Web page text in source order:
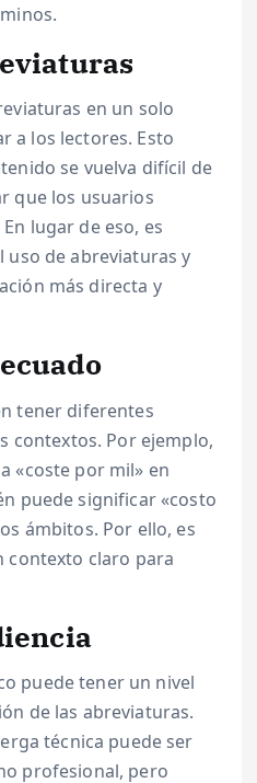
en un solo
a los lectores. Esto
se vuelva difícil de
que los usuarios
lugar de eso, es
de abreviaturas y
más directa y
tener diferentes
contextos. Por ejemplo,
«coste por mil» en
puede significar «costo
ámbitos. Por ello, es
contexto claro para
puede tener un nivel
de las abreviaturas.
técnica puede ser
profesional, pero